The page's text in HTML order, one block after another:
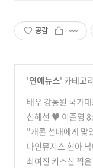
공감
'연예뉴스' 카테고
배우 강동원 국가
유와 사돈지간 가
신혜선 ♥ 이준영 8
인연 깜짝 소식 화제
"개콘 선배에게 맞
물학대범 의심 충격
나인뮤지스 현아
골절.."안타까운 근
최여진 키스신 찍